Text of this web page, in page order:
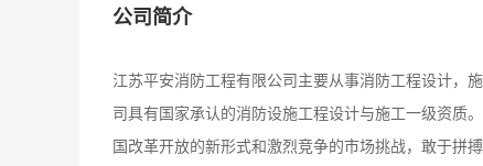
公司简介
江苏平安消防工程有限公司主要从事消防工程设计，
司具有国家承认的消防设施工程设计与施工一级资质
国改革开放的新形式和激烈竞争的市场挑战，敢于拼